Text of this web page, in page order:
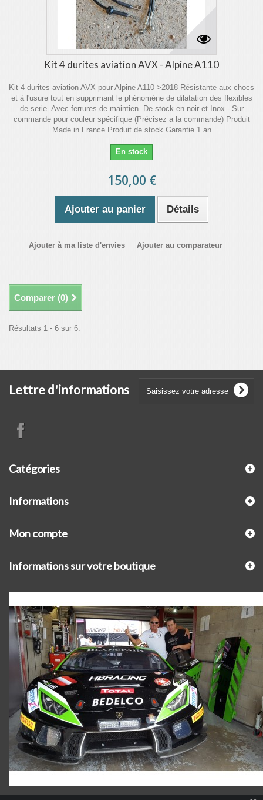
Kit 4 durites aviation AVX - Alpine A110
Kit 4 durites aviation AVX pour Alpine A110 >2018 Résistante aux chocs
et à l'usure tout en supprimant le phénomène de dilatation des flexibles
de serie. Avec ferrures de maintien De stock en noir et Inox - Sur
commande pour couleur spécifique (Précisez a la commande) Produit
Made in France Produit de stock Garantie 1 an
En stock
150,00 €
Ajouter au panier Détails
Ajouter à ma liste d'envies Ajouter au comparateur
Comparer (0)
Résultats 1 - 6 sur 6.
Lettre d'informations
Catégories
Informations
Mon compte
Informations sur votre boutique